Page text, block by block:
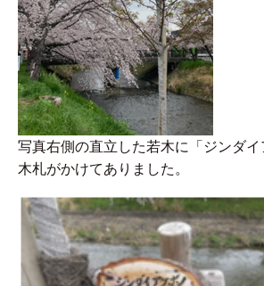
写真右側の直立した若木に「ジンダイ
木札がかけてありました。